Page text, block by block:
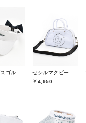
￥4,950